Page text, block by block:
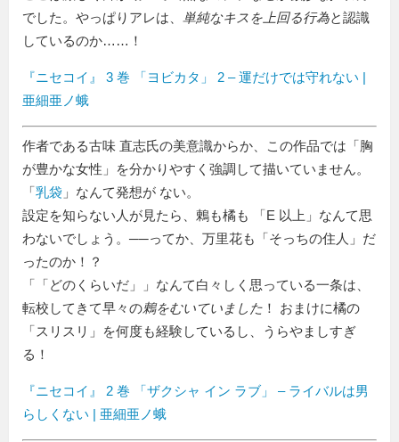
でした。やっぱりアレは、 単純なキスを上回る行為と認識
しているのか……！
『ニセコイ』 3 巻 「ヨビカタ」 2 – 運だけでは守れない |
亜細亜ノ蛾
作者である古味 直志氏の美意識からか、この作品では「胸
が豊かな女性」を分かりやすく強調して描いていません。
「乳袋 」なんて発想が ない。
設定を知らない人が見たら、鶇も橘も
E 以上
なんて思
わないでしょう。──ってか、万里花も「そっちの住人」だ
ったのか！？
「
どのくらいだ
」なんて白々しく思っている一条は、
転校してきて早々の鶇をむいていました ！ おまけに橘の
「スリスリ」を何度も経験しているし、うらやましすぎ
る！
『ニセコイ』 2 巻 「ザクシャ イン ラブ」 – ライバルは男
らしくない | 亜細亜ノ蛾